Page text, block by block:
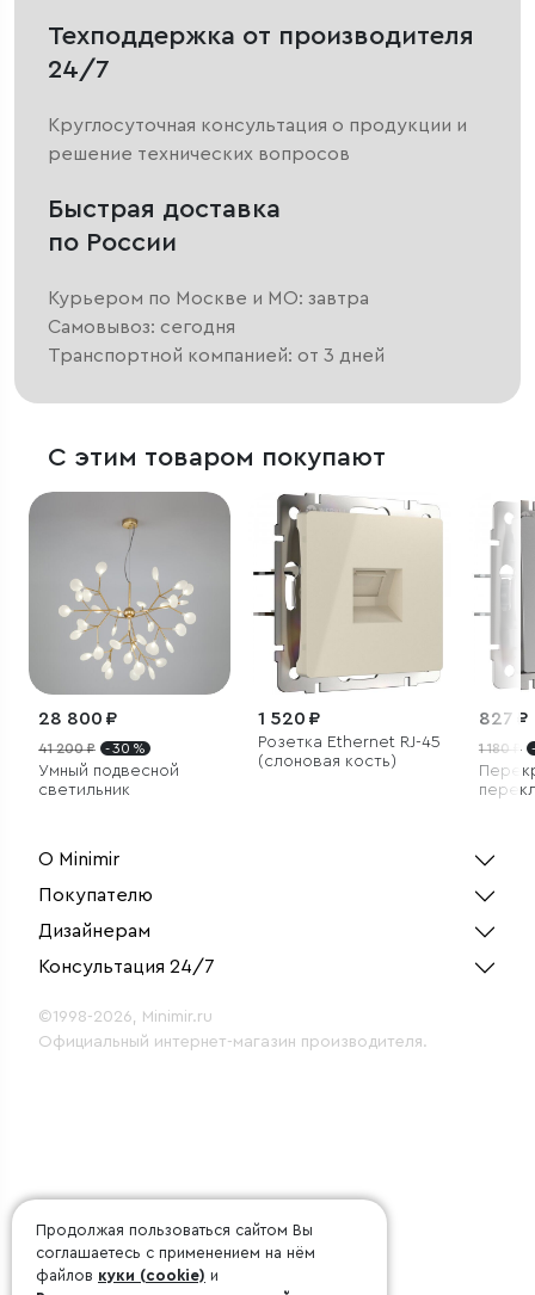
Техподдержка от производителя
24/7
Круглосуточная консультация о продукции и
решение технических вопросов
Быстрая доставка
по России
Курьером по Москве и МО: завтра
Самовывоз: сегодня
Транспортной компанией: от 3 дней
С этим товаром покупают
28 800 ₽
41 200 ₽ - 30 %
Умный подвесной
светильник
1 520 ₽
Розетка Ethernet RJ-45
(слоновая кость)
827 ₽
1 180 ₽
О Minimir
Покупателю
Дизайнерам
Консультация 24/7
©1998-2026, Minimir.ru
Официальный интернет-магазин производителя.
Продолжая пользоваться сайтом Вы
соглашаетесь с применением на нём
файлов куки (cookie) и